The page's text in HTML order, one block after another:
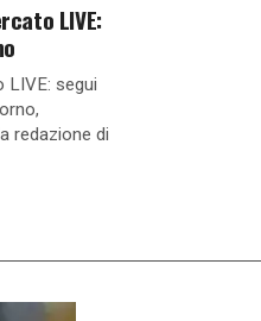
LIVE:
LIVE: segui
redazione di